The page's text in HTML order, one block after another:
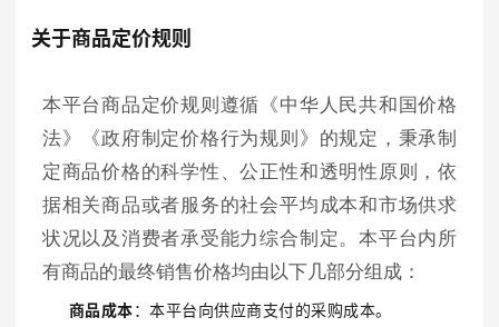
关于商品定价规则
本平台商品定价规则遵循《中华人民共和国价格
法》《政府制定价格行为规则》的规定，秉承制
定商品价格的科学性、公正性和透明性原则，依
据相关商品或者服务的社会平均成本和市场供求
状况以及消费者承受能力综合制定。本平台内所
有商品的最终销售价格均由以下几部分组成：
商品成本：本平台向供应商支付的采购成本。